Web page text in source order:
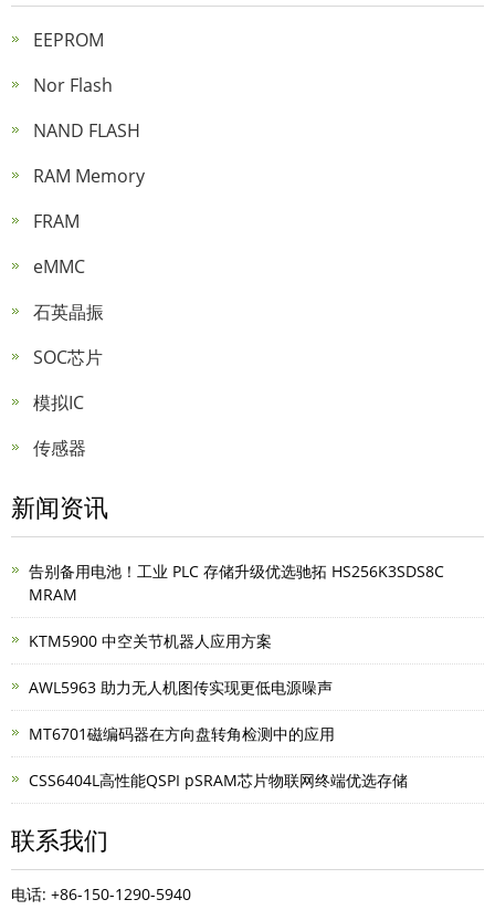
EEPROM
Nor Flash
NAND FLASH
RAM Memory
FRAM
eMMC
石英晶振
SOC芯片
模拟IC
传感器
新闻资讯
告别备用电池！工业 PLC 存储升级优选驰拓 HS256K3SDS8C
MRAM
KTM5900 中空关节机器人应用方案
AWL5963 助力无人机图传实现更低电源噪声
MT6701磁编码器在方向盘转角检测中的应用
CSS6404L高性能QSPI pSRAM芯片物联网终端优选存储
联系我们
电话: +86-150-1290-5940